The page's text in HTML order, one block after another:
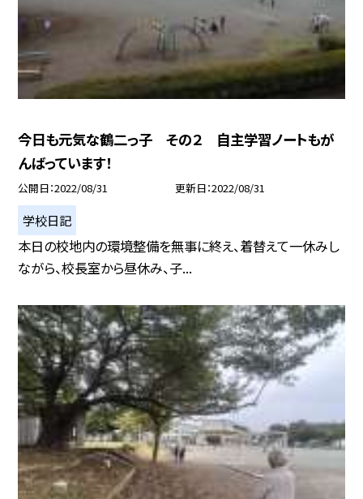
今日も元気な鶴二っ子 その２ 自主学習ノートもが
んばっています！
公開日 2022/08/31 更新日 2022/08/31
学校日記
本日の校地内の環境整備を無事に終え、着替えて一休みし
ながら、校長室から昼休み、子...